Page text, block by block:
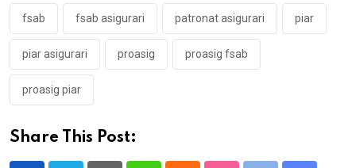
fsab fsab asigurari patronat asigurari piar
piar asigurari proasig proasig fsab
proasig piar
Share This Post: